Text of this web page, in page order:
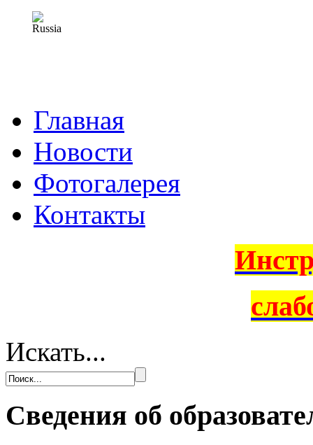
Главная
Новости
Фотогалерея
Контакты
Искать...
Сведения об